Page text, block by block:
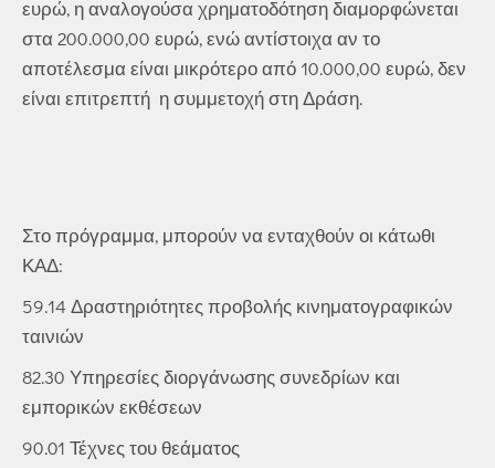
ευρώ, η αναλογούσα χρηματοδότηση διαμορφώνεται
στα 200.000,00 ευρώ, ενώ αντίστοιχα αν το
αποτέλεσμα είναι μικρότερο από 10.000,00 ευρώ, δεν
είναι επιτρεπτή η συμμετοχή στη Δράση.
Στο πρόγραμμα, μπορούν να ενταχθούν οι κάτωθι
ΚΑΔ:
59.14 Δραστηριότητες προβολής κινηματογραφικών
ταινιών
82.30 Υπηρεσίες διοργάνωσης συνεδρίων και
εμπορικών εκθέσεων
90.01 Τέχνες του θεάματος